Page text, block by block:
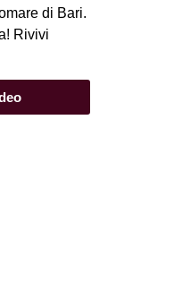
di Bari.
Rivivi